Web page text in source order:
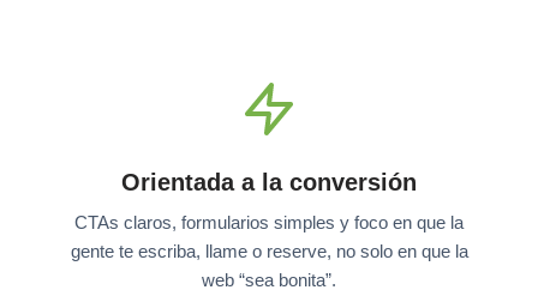
Orientada a la conversión
CTAs claros, formularios simples y foco en que la
gente te escriba, llame o reserve, no solo en que la
web “sea bonita”.